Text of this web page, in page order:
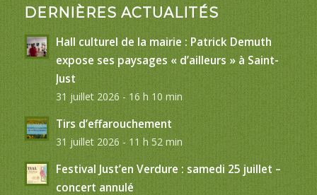
DERNIÈRES ACTUALITÉS
Hall culturel de la mairie : Patrick Demuth
expose ses paysages « d’ailleurs » à Saint-
Just
31 juillet 2026 - 16 h 10 min
Tirs d’effarouchement
31 juillet 2026 - 11 h 52 min
Festival Just’en Verdure : samedi 25 juillet –
concert annulé